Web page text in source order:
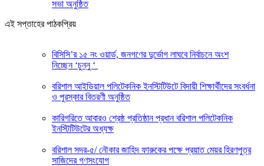
সভা অনুষ্ঠিত
এই সপ্তাহের পাঠকপ্রিয়
বিসিসি’র ১৫ নং ওয়ার্ড, জনগণের দুর্ভোগ লাঘবে নির্বাচনে অংশ
নিচ্ছেন ‘চুন্নু ‘
বরিশাল আইডিয়াল পলিটেকনিক ইনস্টিটিউটে বিদায়ী শিক্ষার্থীদের সংবর্ধনা
ও পুরস্কার বিতরণী অনুষ্ঠিত
কারিগরিতে আবারও শ্রেষ্ঠ প্রতিষ্ঠান প্রধান বরিশাল পলিটেকনিক
ইনস্টিটিউটের অধ্যক্ষ
বরিশাল সদর-৫/ নৌকার জাহিদ ফারুকের পক্ষে প্র‍য়াত মেয়র হিরণপুত্র
সাজিদের গণসংযোগ